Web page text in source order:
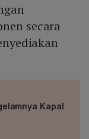
secara
Kapal